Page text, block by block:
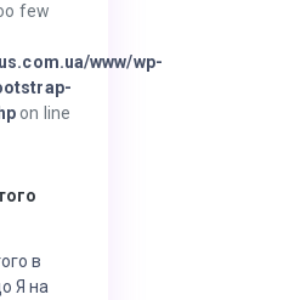
few
www/wp-
on line
в
Я на